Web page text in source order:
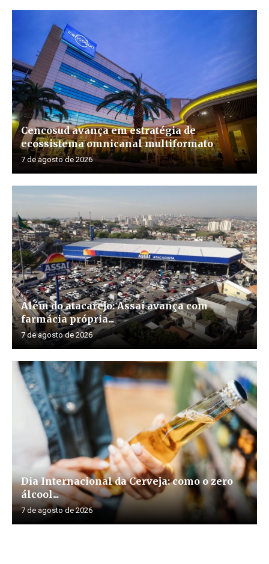
Cencosud avança em estratégia de
ecossistema omnicanal multiformato
7 de agosto de 2026
Além do atacarejo: Assaí avança com
farmácia própria...
7 de agosto de 2026
Dia Internacional da Cerveja: como o zero
álcool...
7 de agosto de 2026